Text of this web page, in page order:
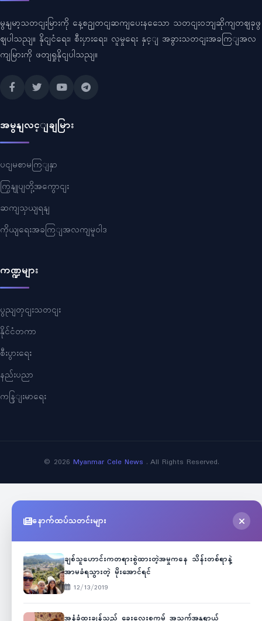
မွနျမာ့သတငျးမြားကို နေ့စဥျတငျဆကျပေးနသေော သတငျးဝဘျဆိုကျတဈခုဖွ
ဈပါသညျ။ နိုငျငံရေး၊ စီးပှားရေး၊ လူမှုရေး နှင့ျ အခွားသတငျးအခကြျအလ
ကျမြားကို ဖတျရှုနိုငျပါသညျ။
အမွနျလင့ျချမြား
ပငျမစာမကြျနှာ
ကြှနျုပျတို့အကွောငျး
ဆကျသှယျရနျ
ကိုယျရေးအခကြျအလကျမူဝါဒ
ကဏ္ဍများ
ပွညျတှငျးသတငျး
နိုင်ငံတကာ
စီးပွားရေး
နည်းပညာ
ကနြျးမာရေး
© 2026 Myanmar Cele News . All Rights Reserved.
နောက်ထပ်သတင်းများ
ချစ်သူဟောင်းကတရားစွဲထားတဲ့အမှုကနေ သိန်းတစ်ရာနဲ့
အာမခံရသွားတဲ့ မိုးအောင်ရင်
12/13/2019
အနံ့ခံထူးချွန်သည့် ခွေးလေးစကမ့် အသက်အန္တရာယ်